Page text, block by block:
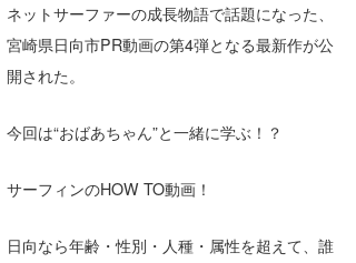
今月のプレゼント
ネットサーファーの成長物語で話題になった、
宮崎県日向市PR動画の第4弾となる最新作が公
開された。
今回は“おばあちゃん”と一緒に学ぶ！？
サーフィンのHOW TO動画！
日向なら年齢・性別・人種・属性を超えて、誰
湘南
千葉北
大阪
四国
お知らせ